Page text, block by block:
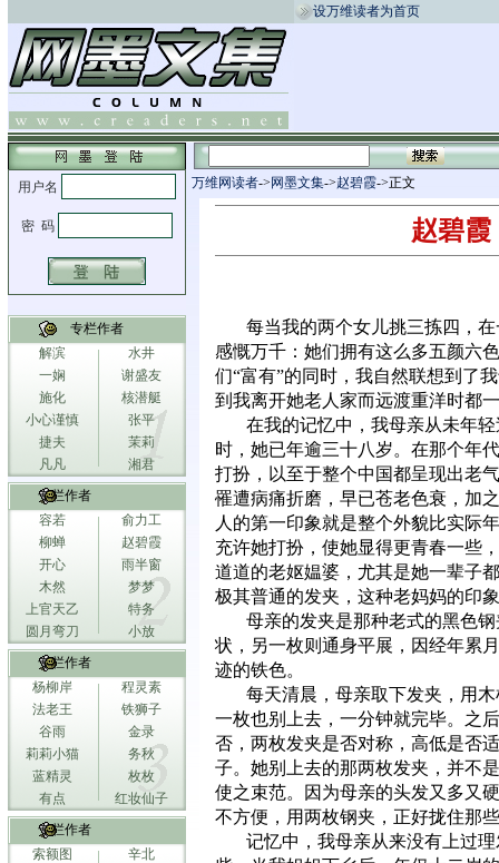
设万维读者为首页
专栏作者
解滨
水井
一娴
谢盛友
施化
核潜艇
小心谨慎
张平
捷夫
茉莉
凡凡
湘君
专栏作者
容若
俞力工
柳蝉
赵碧霞
开心
雨半窗
木然
梦梦
上官天乙
特务
圆月弯刀
小放
专栏作者
杨柳岸
程灵素
法老王
铁狮子
谷雨
金录
莉莉小猫
务秋
蓝精灵
枚枚
有点
红妆仙子
专栏作者
索额图
辛北
万维网读者-> 网墨文集->赵碧霞->正文
赵碧霞
每当我的两个女儿挑三拣四，
感慨万千：她们拥有这么多五颜六
们“富有”的同时，我自然联想到了
到我离开她老人家而远渡重洋时都
在我的记忆中，我母亲从未年
时，她已年逾三十八岁。在那个年
打扮，以至于整个中国都呈现出老
罹遭病痛折磨，早已苍老色衰，加
人的第一印象就是整个外貌比实际
充许她打扮，使她显得更青春一些
道道的老妪媪婆，尤其是她一辈子
极其普通的发夹，这种老妈妈的印
母亲的发夹是那种老式的黑色
状，另一枚则通身平展，因经年累
迹的铁色。
每天清晨，母亲取下发夹，用
一枚也别上去，一分钟就完毕。之
否，两枚发夹是否对称，高低是否
子。她别上去的那两枚发夹，并不
使之束范。因为母亲的头发又多又
不方便，用两枚钢夹，正好拢住那
记忆中，我母亲从来没有上过